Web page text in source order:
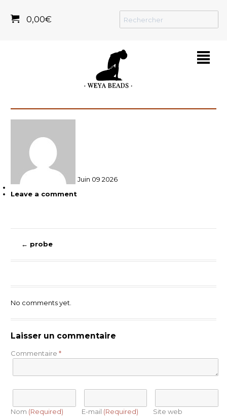
0,00€
²
Juin 09 2026
Leave a comment
← probe
No comments yet.
Laisser un commentaire
Commentaire*
Nom (Required) E-mail (Required) Site web